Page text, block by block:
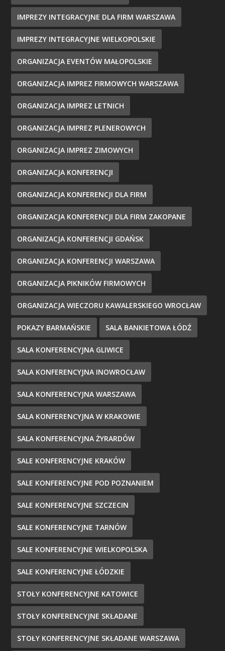
IMPREZY INTEGRACYJNE DLA FIRM WARSZAWA
IMPREZY INTEGRACYJNE WIELKOPOLSKIE
ORGANIZACJA EVENTÓW MAŁOPOLSKIE
ORGANIZACJA IMPREZ FIRMOWYCH WARSZAWA
ORGANIZACJA IMPREZ LETNICH
ORGANIZACJA IMPREZ PLENEROWYCH
ORGANIZACJA IMPREZ ZIMOWYCH
ORGANIZACJA KONFERENCJI
ORGANIZACJA KONFERENCJI DLA FIRM
ORGANIZACJA KONFERENCJI DLA FIRM ZAKOPANE
ORGANIZACJA KONFERENCJI GDAŃSK
ORGANIZACJA KONFERENCJI WARSZAWA
ORGANIZACJA PIKNIKÓW FIRMOWYCH
ORGANIZACJA WIECZORU KAWALERSKIEGO WROCŁAW
POKAZY BARMAŃSKIE SALA BANKIETOWA ŁÓDŹ
SALA KONFERENCYJNA GLIWICE
SALA KONFERENCYJNA INOWROCŁAW
SALA KONFERENCYJNA WARSZAWA
SALA KONFERENCYJNA W KRAKOWIE
SALA KONFERENCYJNA ŻYRARDÓW
SALE KONFERENCYJNE KRAKÓW
SALE KONFERENCYJNE POD POZNANIEM
SALE KONFERENCYJNE SZCZECIN
SALE KONFERENCYJNE TARNÓW
SALE KONFERENCYJNE WIELKOPOLSKA
SALE KONFERENCYJNE ŁÓDZKIE
STOŁY KONFERENCYJNE KATOWICE
STOŁY KONFERENCYJNE SKŁADANE
STOŁY KONFERENCYJNE SKŁADANE WARSZAWA